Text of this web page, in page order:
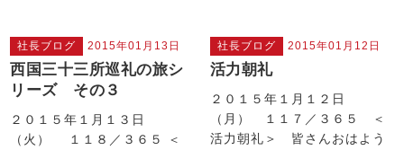
社長ブログ 2015年01月13日
西国三十三所巡礼の旅シ
リーズ その３
２０１５年１月１３日
（火） １１８／３６５ ＜
社長ブログ 2015年01月12日
活力朝礼
２０１５年１月１２日
（月） １１７／３６５ ＜
活力朝礼＞ 皆さんおはよう